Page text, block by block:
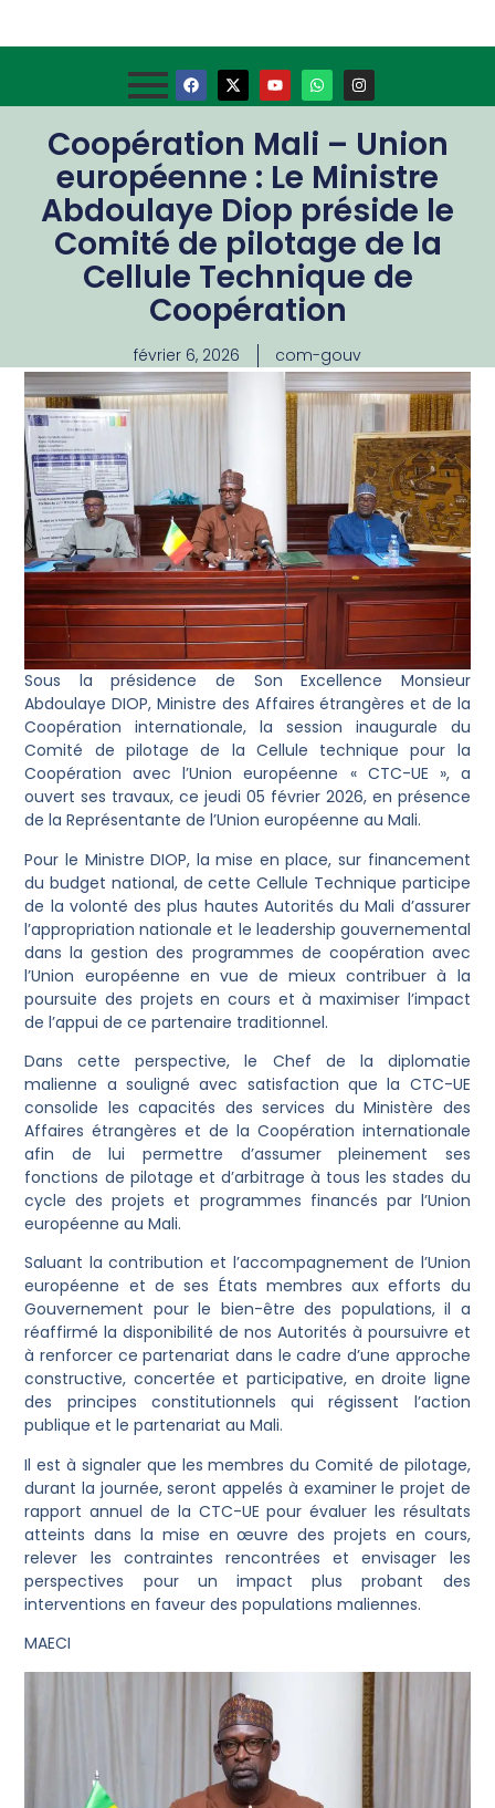
Coopération Mali – Union
européenne : Le Ministre
Abdoulaye Diop préside le
Comité de pilotage de la
Cellule Technique de
Coopération
février 6, 2026 com-gouv
Sous la présidence de Son Excellence Monsieur
Abdoulaye DIOP, Ministre des Affaires étrangères et de la
Coopération internationale, la session inaugurale du
Comité de pilotage de la Cellule technique pour la
Coopération avec l’Union européenne « CTC-UE », a
ouvert ses travaux, ce jeudi 05 février 2026, en présence
de la Représentante de l’Union européenne au Mali.
Pour le Ministre DIOP, la mise en place, sur financement
du budget national, de cette Cellule Technique participe
de la volonté des plus hautes Autorités du Mali d’assurer
l’appropriation nationale et le leadership gouvernemental
dans la gestion des programmes de coopération avec
l’Union européenne en vue de mieux contribuer à la
poursuite des projets en cours et à maximiser l’impact
de l’appui de ce partenaire traditionnel.
Dans cette perspective, le Chef de la diplomatie
malienne a souligné avec satisfaction que la CTC-UE
consolide les capacités des services du Ministère des
Affaires étrangères et de la Coopération internationale
afin de lui permettre d’assumer pleinement ses
fonctions de pilotage et d’arbitrage à tous les stades du
cycle des projets et programmes financés par l’Union
européenne au Mali.
Saluant la contribution et l’accompagnement de l’Union
européenne et de ses États membres aux efforts du
Gouvernement pour le bien-être des populations, il a
réaffirmé la disponibilité de nos Autorités à poursuivre et
à renforcer ce partenariat dans le cadre d’une approche
constructive, concertée et participative, en droite ligne
des principes constitutionnels qui régissent l’action
publique et le partenariat au Mali.
Il est à signaler que les membres du Comité de pilotage,
durant la journée, seront appelés à examiner le projet de
rapport annuel de la CTC-UE pour évaluer les résultats
atteints dans la mise en œuvre des projets en cours,
relever les contraintes rencontrées et envisager les
perspectives pour un impact plus probant des
interventions en faveur des populations maliennes.
MAECI